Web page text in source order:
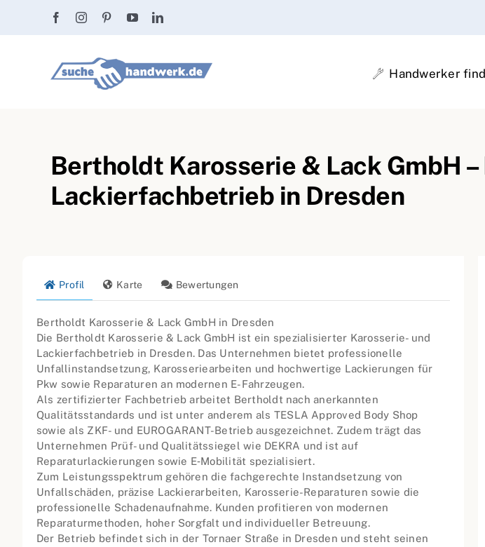
Handwerker
Bertholdt Karosserie & Lack GmbH
Lackierfachbetrieb in Dresden
Profil Karte Bewertungen
Bertholdt Karosserie & Lack GmbH in Dresden
Die Bertholdt Karosserie & Lack GmbH ist ein spezialisierter Karosserie- und
Lackierfachbetrieb in Dresden. Das Unternehmen bietet professionelle
Unfallinstandsetzung, Karosseriearbeiten und hochwertige Lackierungen für
Pkw sowie Reparaturen an modernen E-Fahrzeugen.
Als zertifizierter Fachbetrieb arbeitet Bertholdt nach anerkannten
Qualitätsstandards und ist unter anderem als TESLA Approved Body Shop
sowie als ZKF- und EUROGARANT-Betrieb ausgezeichnet. Zudem trägt das
Unternehmen Prüf- und Qualitätssiegel wie DEKRA und ist auf
Reparaturlackierungen sowie E‑Mobilität spezialisiert.
Zum Leistungsspektrum gehören die fachgerechte Instandsetzung von
Unfallschäden, präzise Lackierarbeiten, Karosserie-Reparaturen sowie die
professionelle Schadenaufnahme. Kunden profitieren von modernen
Reparaturmethoden, hoher Sorgfalt und individueller Betreuung.
Der Betrieb befindet sich in der Tornaer Straße in Dresden und steht seinen